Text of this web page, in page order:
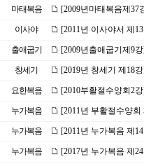
마태복음 [2009년마태복음제37
이사야 [2011년 이사야서 제
출애굽기 [2009년출애굽기제9
창세기 [2019년 창세기 제18
요한복음 [2010부활절수양회2
누가복음 [2011년 부활절수양
누가복음 [2011년 누가복음 제
누가복음 [2017년 누가복음 제